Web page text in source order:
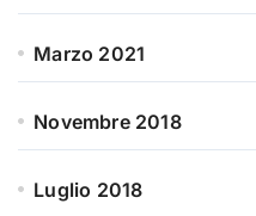
Marzo 2021
Novembre 2018
Luglio 2018